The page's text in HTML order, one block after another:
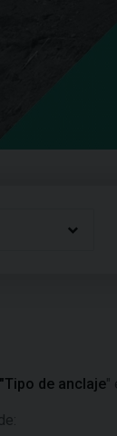
"Tipo de anclaje"